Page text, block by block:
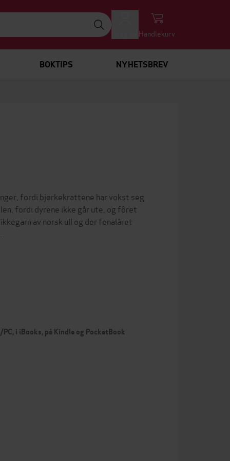
Handlekurv
BOKTIPS NYHETSBREV
fordi bjørkekrattene har vokst seg
fordi dyrene ikke går ute, og fôret
av norsk ull og der fenalåret
i iBooks, på Kindle og PocketBook